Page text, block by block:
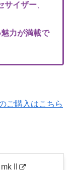
サイザー
力が満載で
ご購入はこちら
II